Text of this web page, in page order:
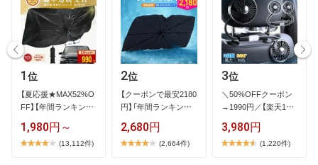
1 位
【​夏​応​援​★​M​A​X​5​2​%​O​
F​F​】​【​年​間​ラ​ン​キ​ン​グ​
1,980円～
(13,112件)
2位
【​ク​ー​ポ​ン​で​最​安​2​1​8​0​
円​】​「​年​間​ラ​ン​キ​ン​…
2,680円
(2,664件)
3位
＼​5​0​%​O​F​F​ク​ー​ポ​ン​
→​1​9​9​0​円​／​【​楽​天​1​位​
3,980円
(1,220件)